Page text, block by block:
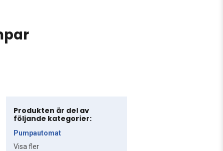
Produkten är del av
följande kategorier:
Pumpautomat
Visa fler